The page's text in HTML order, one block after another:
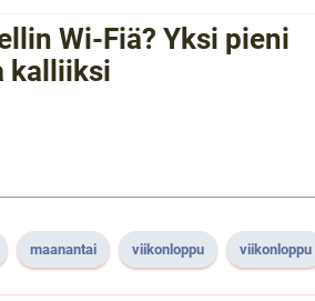
Wi-Fiä? Yksi pieni
kalliiksi
maanantai viikonloppu viikonloppu